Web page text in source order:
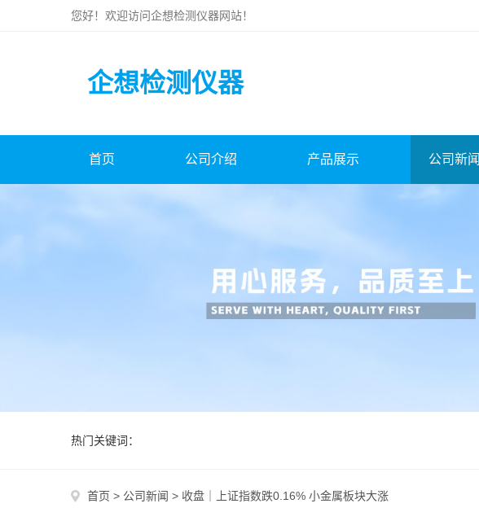
您好！欢迎访问企想检测仪器网站！
企想检测仪器
首页 公司介绍 产品展示 公司新闻
热门关键词：
首页 > 公司新闻 > 收盘｜上证指数跌0.16% 小金属板块大涨